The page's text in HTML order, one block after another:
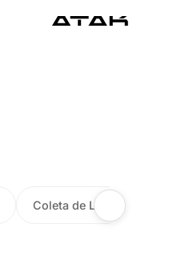
Coleta de Leite